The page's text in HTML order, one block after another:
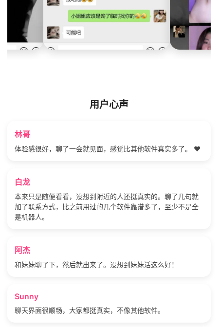
用户心声
林哥
体验感很好，聊了一会就见面，感觉比其他软件真实多了。 ❤️
白龙
本来只是随便看看，没想到附近的人还挺真实的。聊了几句就
加了联系方式，比之前用过的几个软件靠谱多了，至少不是全
是机器人。
阿杰
和妹妹聊了下，然后就出来了。没想到妹妹活这么好！
Sunny
聊天界面很顺畅，大家都挺真实，不像其他软件。